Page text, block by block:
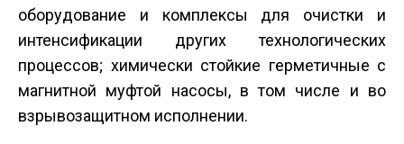
оборудование и комплексы для очистки и
интенсификации других технологических
процессов; химически стойкие герметичные с
магнитной муфтой насосы, в том числе и во
взрывозащитном исполнении.